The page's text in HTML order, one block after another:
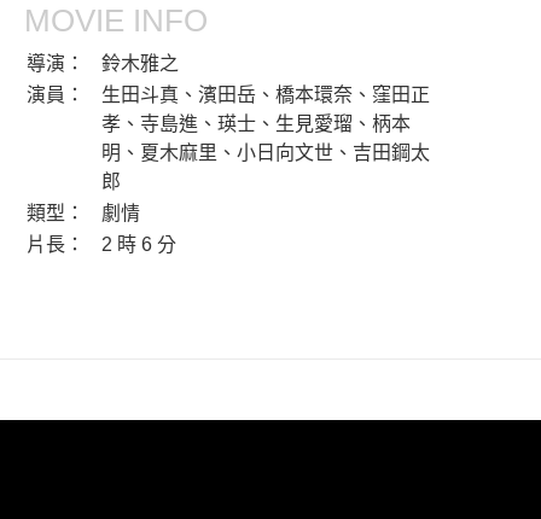
MOVIE INFO
導演：
鈴木雅之
演員：
生田斗真、濱田岳、橋本環奈、窪田正
孝、寺島進、瑛士、生見愛瑠、柄本
明、夏木麻里、小日向文世、吉田鋼太
郎
類型：
劇情
片長：
2 時 6 分